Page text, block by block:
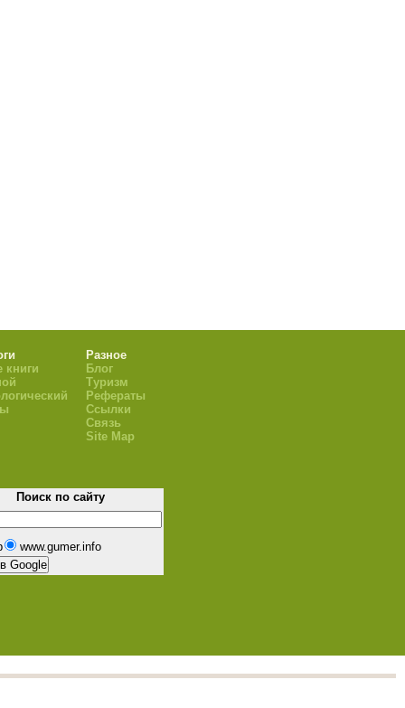
книги
Разное
Блог
Туризм
Рефераты
Ссылки
Связь
Site Map
Поиск по сайту
www.gumer.info